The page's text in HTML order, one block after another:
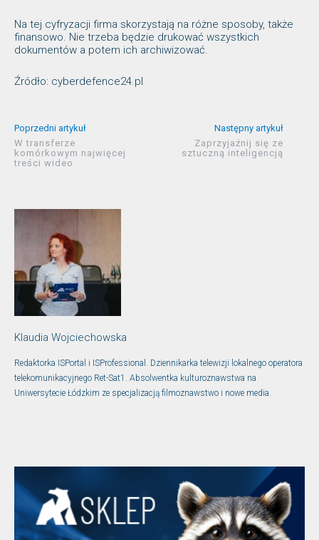
Na tej cyfryzacji firma skorzystają na różne sposoby, także
finansowo. Nie trzeba będzie drukować wszystkich
dokumentów a potem ich archiwizować.
Źródło: cyberdefence24.pl
Poprzedni artykuł
W transferze
komórkowym najwięcej
treści wideo
Następny artykuł
Zaprzyjaźnij się ze
sztuczną inteligencją
Klaudia Wojciechowska
Redaktorka ISPortal i ISProfessional. Dziennikarka telewizji lokalnego operatora
telekomunikacyjnego Ret-Sat1. Absolwentka kulturoznawstwa na
Uniwersytecie Łódzkim ze specjalizacją filmoznawstwo i nowe media.